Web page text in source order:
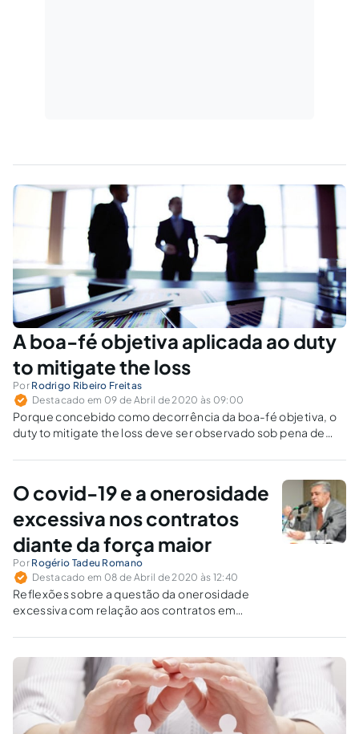
A boa-fé objetiva aplicada ao duty
to mitigate the loss
Por Rodrigo Ribeiro Freitas
Destacado em 09 de Abril de 2020 às 09:00
Porque concebido como decorrência da boa-fé objetiva, o
duty to mitigate the loss deve ser observado sob pena de
independentemente de elemento intencional.
O covid-19 e a onerosidade
excessiva nos contratos
diante da força maior
Por Rogério Tadeu Romano
Destacado em 08 de Abril de 2020 às 12:40
Reflexões sobre a questão da onerosidade
excessiva com relação aos contratos em